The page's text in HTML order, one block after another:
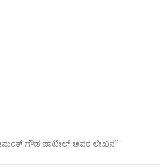
ಗೌಡ ಪಾಟೀಲ್ ಅವರ ಲೇಖನ”